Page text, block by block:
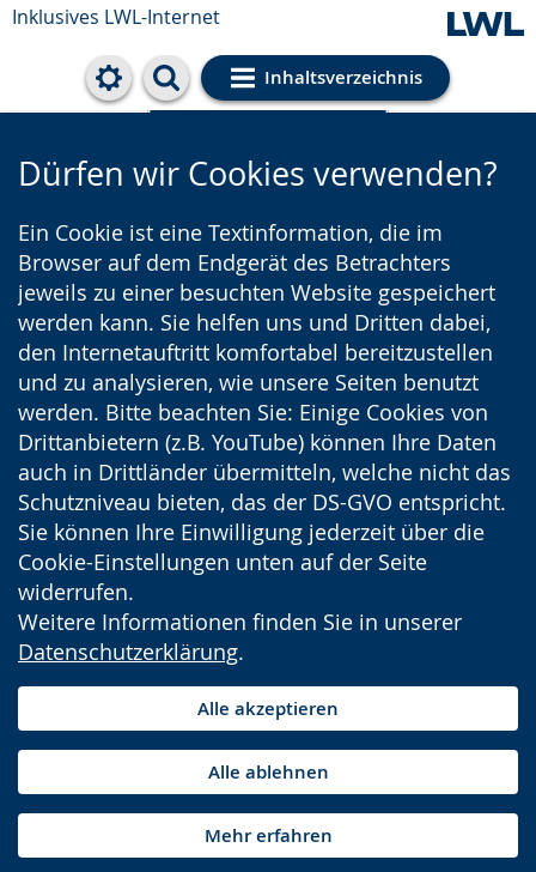
Inklusives LWL-Internet
Inhaltsverzeichnis
Cookie-Einstellungen
Dürfen wir Cookies verwenden?
Ein Cookie ist eine Textinformation, die im
Browser auf dem Endgerät des Betrachters
jeweils zu einer besuchten Website gespeichert
werden kann. Sie helfen uns und Dritten dabei,
den Internetauftritt komfortabel bereitzustellen
und zu analysieren, wie unsere Seiten benutzt
werden. Bitte beachten Sie: Einige Cookies von
Drittanbietern (z.B. YouTube) können Ihre Daten
auch in Drittländer übermitteln, welche nicht das
Schutzniveau bieten, das der DS-GVO entspricht.
Sie können Ihre Einwilligung jederzeit über die
Cookie-Einstellungen unten auf der Seite
widerrufen.
Weitere Informationen finden Sie in unserer
Datenschutzerklärung.
Alle akzeptieren
Alle ablehnen
Mehr erfahren